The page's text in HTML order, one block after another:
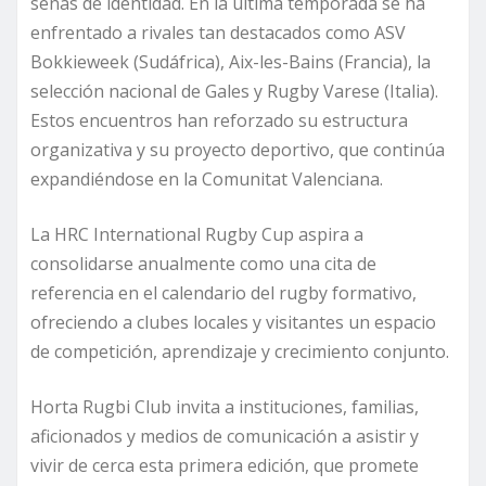
enfrentado a rivales tan destacados como ASV
Bokkieweek (Sudáfrica), Aix-les-Bains (Francia), la
selección nacional de Gales y Rugby Varese (Italia).
Estos encuentros han reforzado su estructura
organizativa y su proyecto deportivo, que continúa
expandiéndose en la Comunitat Valenciana.
La HRC International Rugby Cup aspira a
consolidarse anualmente como una cita de
referencia en el calendario del rugby formativo,
ofreciendo a clubes locales y visitantes un espacio
de competición, aprendizaje y crecimiento conjunto.
Horta Rugbi Club invita a instituciones, familias,
aficionados y medios de comunicación a asistir y
vivir de cerca esta primera edición, que promete